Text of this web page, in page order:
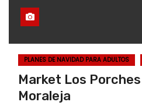
PLANES DE NAVIDAD PARA ADULTOS
Market Los
Moraleja